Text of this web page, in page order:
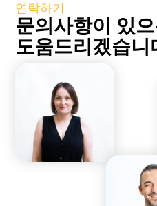
연락하기
문의사항이 있
도움드리겠습니